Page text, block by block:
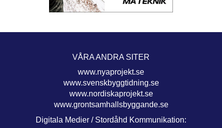
VÅRA ANDRA SITER
www.nyaprojekt.se
www.svenskbyggtidning.se
www.nordiskaprojekt.se
www.grontsamhallsbyggande.se
Digitala Medier / Stordåhd Kommunikation: